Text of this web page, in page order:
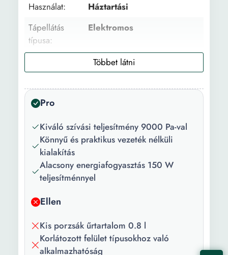
Használat:
Háztartási
Tápellátás
típusa:
Elektromos
Száraz Nedves
Cső típus:
Porzsák
űrtartalom:
0.8 l
Hozzátartozó
kiegészítők:
Kis kefe (Kis szívófej)
Speciális kefe
Pro
Kiváló szívási teljesítmény 9000 Pa-val
Könnyű és praktikus vezeték nélküli
kialakítás
Alacsony energiafogyasztás 150 W
teljesítménnyel
Ellen
Kis porzsák űrtartalom 0.8 l
Korlátozott felület típusokhoz való
alkalmazhatóság